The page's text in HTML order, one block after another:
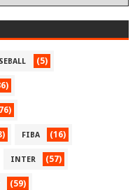
(5)
FIBA (16)
INTER (57)
(59)